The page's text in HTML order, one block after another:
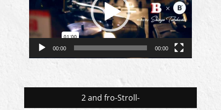
ー
ヤ
ー
00:00 00:00
2 and fro-Stroll-